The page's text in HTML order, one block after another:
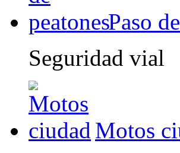
Paso
Seguridad vial
Motos